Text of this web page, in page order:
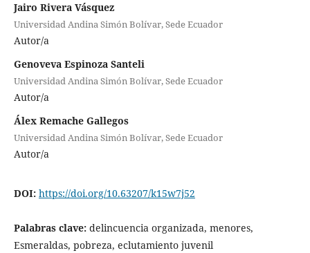
Jairo Rivera Vásquez
Universidad Andina Simón Bolívar, Sede Ecuador
Autor/a
Genoveva Espinoza Santeli
Universidad Andina Simón Bolívar, Sede Ecuador
Autor/a
Álex Remache Gallegos
Universidad Andina Simón Bolívar, Sede Ecuador
Autor/a
DOI: https://doi.org/10.63207/k15w7j52
Palabras clave: delincuencia organizada, menores,
Esmeraldas, pobreza, eclutamiento juvenil